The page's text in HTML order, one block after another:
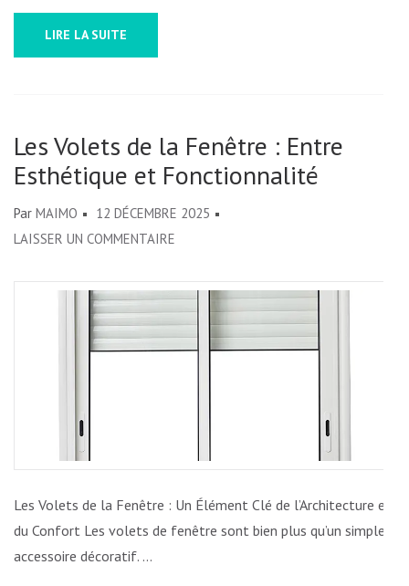
LIRE LA SUITE
Les Volets de la Fenêtre : Entre
Esthétique et Fonctionnalité
Par MAIMO
12 DÉCEMBRE 2025
LAISSER UN COMMENTAIRE
VOLETS
DE
LA
ET
FONCTIONNALITÉ
Les Volets de la Fenêtre : Un Élément Clé de l’Architecture et
du Confort Les volets de fenêtre sont bien plus qu’un simple
accessoire décoratif. …